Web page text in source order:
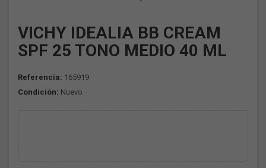
VICHY IDEALIA BB CREAM
SPF 25 TONO MEDIO 40 ML
Referencia: 165919
Condición: Nuevo